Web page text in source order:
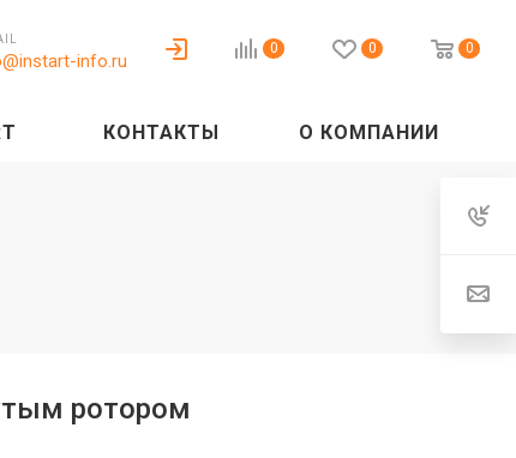
info.ru
0 0 0
КОНТАКТЫ О КОМПАНИИ
ротором